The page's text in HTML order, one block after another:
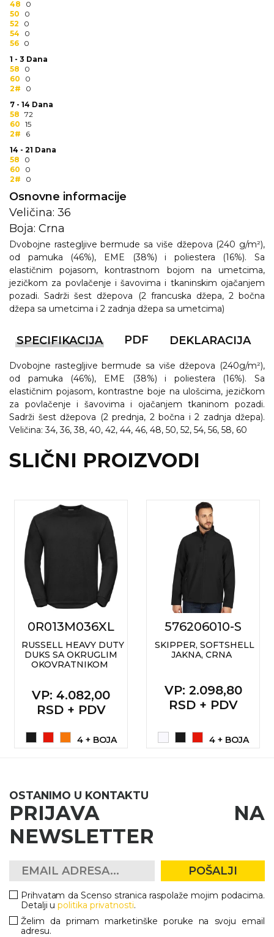
RADNA OPREMA
48
0
50
0
52
0
54
0
56 0
1 - 3 Dana
58
0
60
0
2#
0
7 - 14 Dana
58 72
60 15
2#
6
14 - 21 Dana
58
0
60
0
2#
0
Osnovne informacije
Veličina: 36
Boja: Crna
Dvobojne rastegljive bermude sa više džepova (240 g/m²),
od pamuka (46%), EME (38%) i poliestera (16%). Sa
elastičnim pojasom, kontrastnom bojom na umetcima,
jezičkom za povlačenje i šavovima i tkaninskim ojačanjem
pozadi. Sadrži šest džepova (2 francuska džepa, 2 bočna
džepa sa umetcima i 2 zadnja džepa sa umetcima)
SPECIFIKACIJA PDF DEKLARACIJA
Dvobojne rastegljive bermude sa više džepova (240g/m²),
od pamuka (46%), EME (38%) i poliestera (16%). Sa
elastičnim pojasom, kontrastne boje na ulošcima, jezičkom
za povlačenje i šavovima i ojačanjem tkaninom pozadi.
Sadrži šest džepova (2 prednja, 2 bočna i 2 zadnja džepa).
Veličina: 34, 36, 38, 40, 42, 44, 46, 48, 50, 52, 54, 56, 58, 60
SLIČNI PROIZVODI
0R013M036XL
RUSSELL HEAVY DUTY
DUKS SA OKRUGLIM
OKOVRATNIKOM
VP: 4.082,00
RSD + PDV
4 + BOJA
576206010-S
SKIPPER, SOFTSHELL
JAKNA, CRNA
VP: 2.098,80
RSD + PDV
4 + BOJA
OSTANIMO U KONTAKTU
PRIJAVA NA
NEWSLETTER
POŠALJI
Prihvatam da Scenso stranica raspolaže mojim podacima.
Detalji upolitika privatnosti.
Želim da primam marketinške poruke na svoju email
adresu.